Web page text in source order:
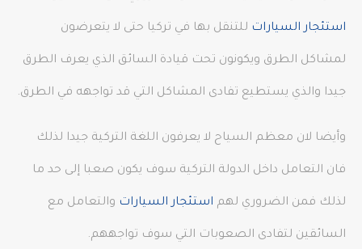
استئجار السيارات للتنقل بها في تركيا حتى لا يتعرضون
لمشاكل الطرق ويكونون تحت قيادة السائق الذي يعرف الطرق
جيدا والذي يستطيع تفادى المشاكل التي قد تواجهه في الطرق.
وأيضا لان معظم السياح لا يعرفون اللغة التركية جيدا لذلك
فان التعامل داخل الدولة التركية سوف يكون صعبا إلى حد ما
لذلك فمن الضروري لهم استئجار السيارات والتعامل مع
السائقين لتفادى الصعوبات التي سوف تواجههم.